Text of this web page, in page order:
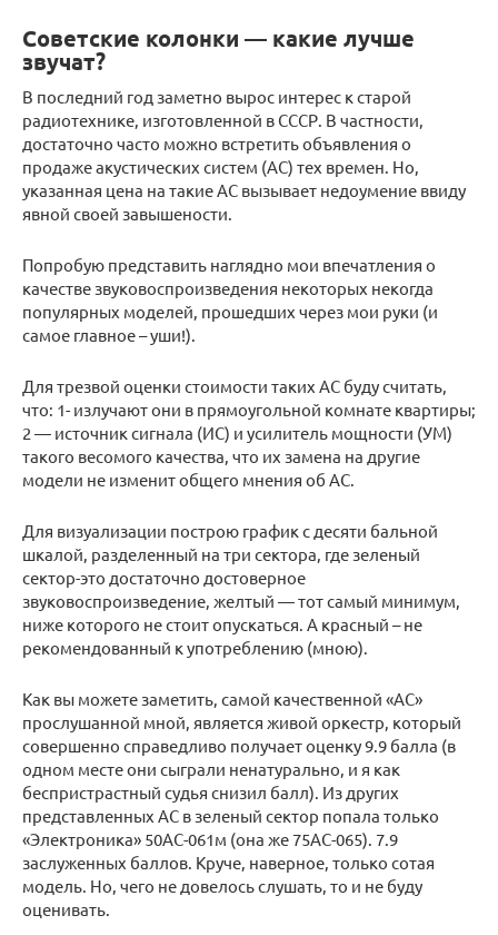
Советские колонки — какие лучше
звучат?
В последний год заметно вырос интерес к старой
радиотехнике, изготовленной в СССР. В частности,
достаточно часто можно встретить объявления о
продаже акустических систем (АС) тех времен. Но,
указанная цена на такие АС вызывает недоумение ввиду
явной своей завышености.
Попробую представить наглядно мои впечатления о
качестве звуковоспроизведения некоторых некогда
популярных моделей, прошедших через мои руки (и
самое главное – уши!).
Для трезвой оценки стоимости таких АС буду считать,
что: 1- излучают они в прямоугольной комнате квартиры;
2 — источник сигнала (ИС) и усилитель мощности (УМ)
такого весомого качества, что их замена на другие
модели не изменит общего мнения об АС.
Для визуализации построю график с десяти бальной
шкалой, разделенный на три сектора, где зеленый
сектор-это достаточно достоверное
звуковоспроизведение, желтый — тот самый минимум,
ниже которого не стоит опускаться. А красный – не
рекомендованный к употреблению (мною).
Как вы можете заметить, самой качественной «АС»
прослушанной мной, является живой оркестр, который
совершенно справедливо получает оценку 9.9 балла (в
одном месте они сыграли ненатурально, и я как
беспристрастный судья снизил балл). Из других
представленных АС в зеленый сектор попала только
«Электроника» 50АС-061м (она же 75АС-065). 7.9
заслуженных баллов. Круче, наверное, только сотая
модель. Но, чего не довелось слушать, то и не буду
оценивать.